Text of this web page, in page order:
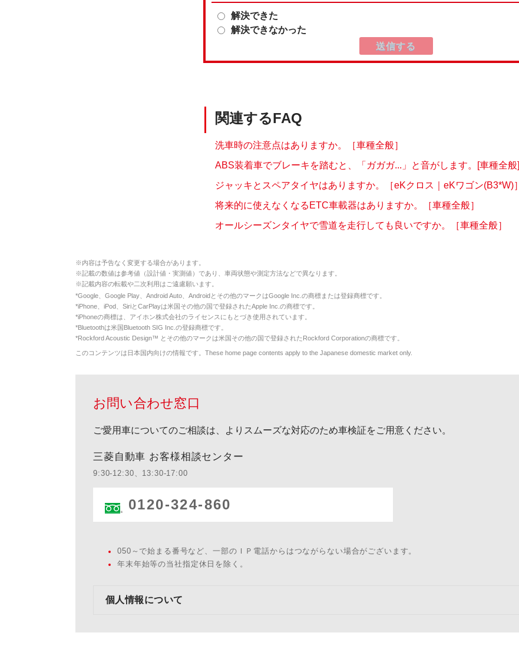
解決できた
解決できなかった
関連するFAQ
洗車時の注意点はありますか。［車種全般］
ABS装着車でブレーキを踏むと、「ガガガ...」と音がします。[車種全般]
ジャッキとスペアタイヤはありますか。［eKクロス｜eKワゴン(B3*W)］
将来的に使えなくなるETC車載器はありますか。［車種全般］
オールシーズンタイヤで雪道を走行しても良いですか。［車種全般］
※内容は予告なく変更する場合があります。
※記載の数値は参考値（設計値・実測値）であり、車両状態や測定方法などで異なります。
※記載内容の転載や二次利用はご遠慮願います。
*Google、Google Play、Android Auto、Androidとその他のマークはGoogle Inc.の商標または登録商標です。
*iPhone、iPod、SiriとCarPlayは米国その他の国で登録されたApple Inc.の商標です。
*iPhoneの商標は、アイホン株式会社のライセンスにもとづき使用されています。
*Bluetoothは米国Bluetooth SIG Inc.の登録商標です。
*Rockford Acoustic Design™ とその他のマークは米国その他の国で登録されたRockford Corporationの商標です。
このコンテンツは日本国内向けの情報です。These home page contents apply to the Japanese domestic market only.
お問い合わせ窓口
ご愛用車についてのご相談は、よりスムーズな対応のため車検証をご用意ください。
三菱自動車 お客様相談センター
9:30-12:30、13:30-17:00
0120-324-860
050～で始まる番号など、一部のＩＰ電話からはつながらない場合がございます。
年末年始等の当社指定休日を除く。
個人情報について